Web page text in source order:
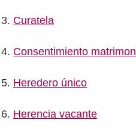
Curatela
Consentimiento
Heredero único
Herencia vacante